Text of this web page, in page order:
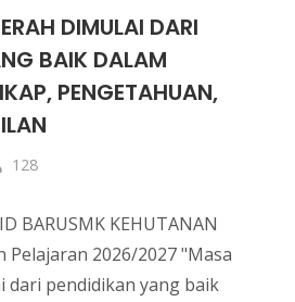
DIMULAI DARI
BAIK DALAM
PENGETAHUAN,
128
BARUSMK KEHUTANAN
Pelajaran 2026/2027 "Masa
dari pendidikan yang baik